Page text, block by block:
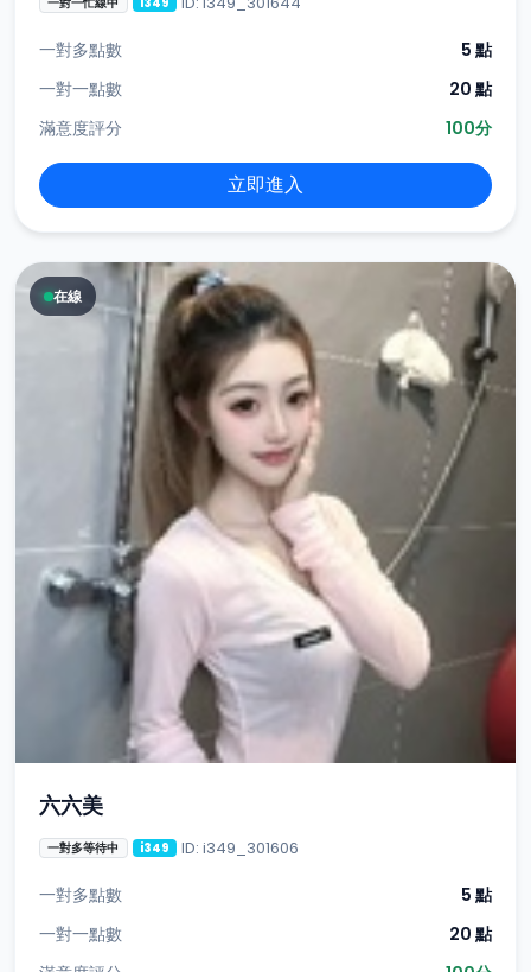
一對多點數
5 點
一對一點數
20 點
滿意度評分
100分
立即進入
在線
六六美
一對多等待中 i349 ID: i349_301606
一對多點數
5 點
一對一點數
20 點